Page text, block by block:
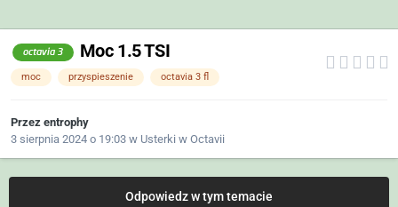
octavia 3 Moc 1.5 TSI
moc przyspieszenie octavia 3 fl
Przez entrophy
3 sierpnia 2024 o 19:03 w Usterki w Octavii
Odpowiedz w tym temacie